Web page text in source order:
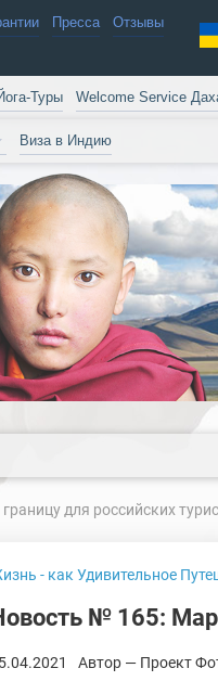
Пресса
Отзывы
Туры Welcome Service
Виза в Индию
для российских
- как Удивительное
№ 165:
Автор — Проект